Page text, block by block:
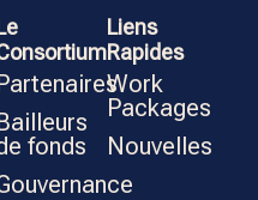
fonds
Liens
Rapides
Work
Packages
Nouvelles